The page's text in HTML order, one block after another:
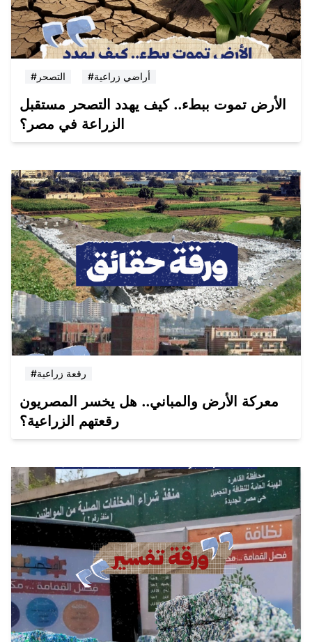
#التصحر #أراضي زراعية
الأرض تموت ببطء.. كيف يهدد التصحر مستقبل
الزراعة في مصر؟
#رقعة زراعية
معركة الأرض والمباني.. هل يخسر المصريون
رقعتهم الزراعية؟